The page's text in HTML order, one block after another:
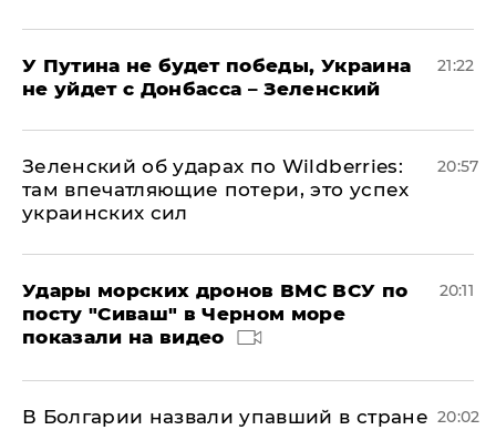
У Путина не будет победы, Украина
не уйдет с Донбасса – Зеленский
21:22
Зеленский об ударах по Wildberries:
там впечатляющие потери, это успех
украинских сил
20:57
Удары морских дронов ВМС ВСУ по
посту "Сиваш" в Черном море
показали на видео
20:11
В Болгарии назвали упавший в стране 20:02